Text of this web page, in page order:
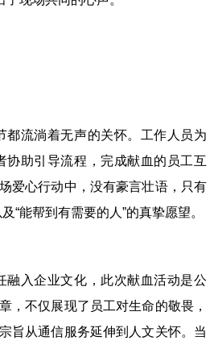
都流淌着无声的关怀。工作人员为
协助引导流程，完成献血的员工互
爱心行动中，没有豪言壮语，只有
“能帮到有需要的人”的真挚愿望。
融入企业文化，此次献血活动是公
，不仅展现了员工对生命的敬畏，
旨从通信服务延伸到人文关怀。当